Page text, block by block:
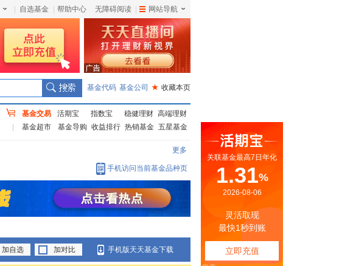
自选基金 帮助中心 无障碍阅读 网站导航
基金代码 基金公司 ★ 收藏本页
基金交易 活期宝 指数宝 稳健理财 高端理财
基金超市
基金导购 收益排行 热销基金 五星基金
更多
手机访问当前基金品种页
加自选 加对比 手机版天天基金下载